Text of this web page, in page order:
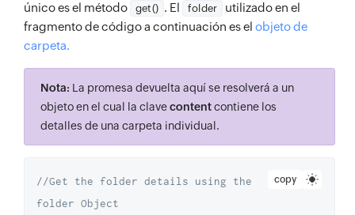
único es el método
get() . El folder
utilizado en el
fragmento de código a continuación es el objeto de
carpeta.
Nota: La promesa devuelta aquí se resolverá a un
objeto en el cual la clavecontentcontiene los
detalles de una carpeta individual.
copy
//Get the folder details using the
folder Object